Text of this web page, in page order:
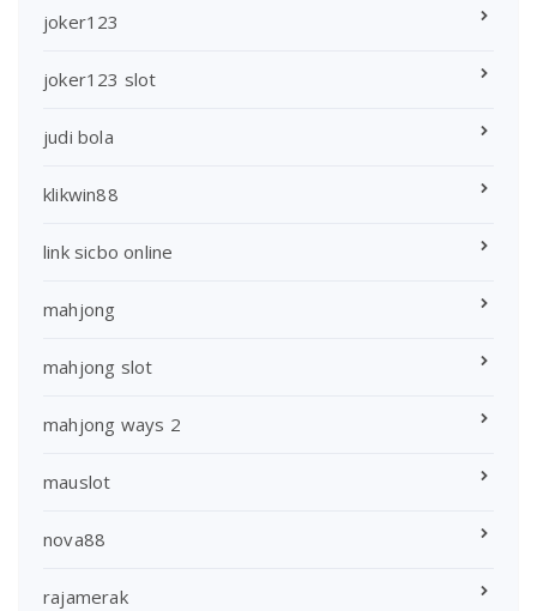
joker123
joker123 slot
judi bola
klikwin88
link sicbo online
mahjong
mahjong slot
mahjong ways 2
mauslot
nova88
rajamerak